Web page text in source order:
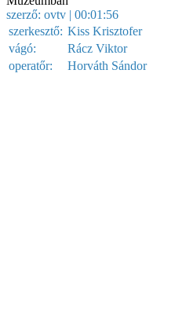
szerző: ovtv | 00:01:56
szerkesztő: Kiss Krisztofer
vágó:
Rácz Viktor
operatőr:
Horváth Sándor